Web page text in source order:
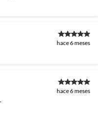
hace 6 meses
hace 6 meses